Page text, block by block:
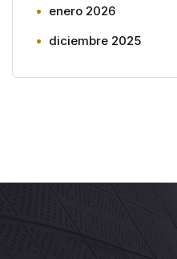
enero 2026
diciembre 2025